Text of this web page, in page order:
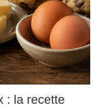
: la recette